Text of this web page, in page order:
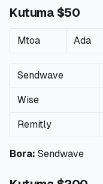
Kutuma $50
Mtoa Ada
Sendwave
Wise
Remitly
Bora: Sendwave